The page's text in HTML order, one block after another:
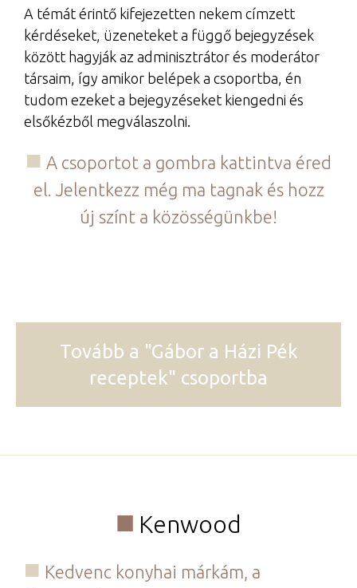
A témát érintő kifejezetten nekem címzett
kérdéseket, üzeneteket a függő bejegyzések
között hagyják az adminisztrátor és moderátor
társaim, így amikor belépek a csoportba, én
tudom ezeket a bejegyzéseket kiengedni és
elsőkézből megválaszolni.
A csoportot a gombra kattintva éred
el. Jelentkezz még ma tagnak és hozz
új színt a közösségünkbe!
Tovább a "Gábor a Házi Pék
receptek" csoportba
Kenwood
Kedvenc konyhai márkám, a